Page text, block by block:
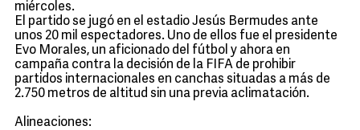
miércoles.
El partido se jugó en el estadio Jesús Bermudes ante
unos 20 mil espectadores. Uno de ellos fue el presidente
Evo Morales, un aficionado del fútbol y ahora en
campaña contra la decisión de la FIFA de prohibir
partidos internacionales en canchas situadas a más de
2.750 metros de altitud sin una previa aclimatación.
Alineaciones: